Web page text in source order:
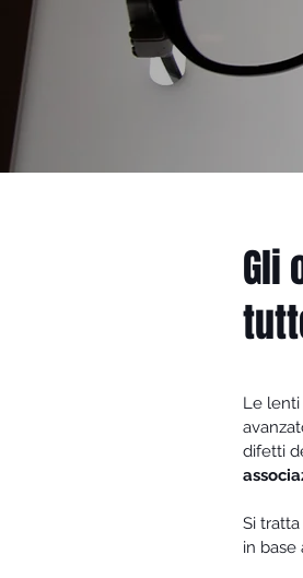
Gli
Le
difetti
Si
in base